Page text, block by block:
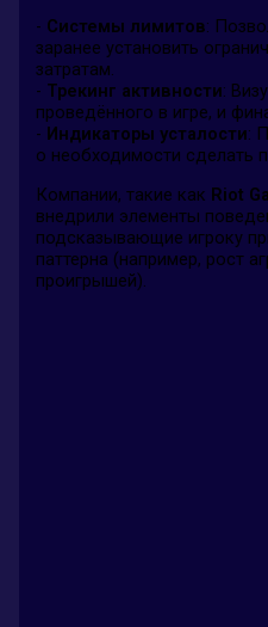
- Системы лимитов:
заранее установить
затратам.
- Трекинг активности:
проведённого в игре, и
- Индикаторы усталости:
о необходимости сделать
Компании, такие как Riot
внедрили элементы
подсказывающие игроку
паттерна (например, рост
проигрышей).